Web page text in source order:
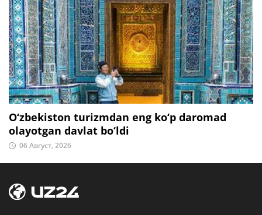
O‘zbekiston turizmdan eng ko‘p daromad
olayotgan davlat bo‘ldi
06 Август, 2026